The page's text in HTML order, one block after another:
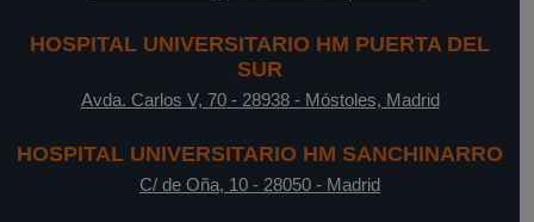
HOSPITAL UNIVERSITARIO HM PUERTA DEL
SUR
Avda. Carlos V, 70- 28938- Móstoles, Madrid
HOSPITAL UNIVERSITARIO HM SANCHINARRO
C/ de Oña, 10 - 28050 - Madrid